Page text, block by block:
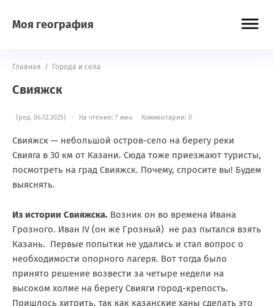
Моя география
Главная / Города и села
Свияжск
(ред. 06.12.2025) · На чтение: 7 мин Комментарии: 0
Свияжск — небольшой остров-село на берегу реки
Свияга в 30 км от Казани. Сюда тоже приезжают туристы,
посмотреть на град Свияжск. Почему, спросите вы! Будем
выяснять.
Из истории Свияжска. Возник он во времена Ивана
Грозного. Иван IV (он же Грозный) не раз пытался взять
Казань. Первые попытки не удались и стал вопрос о
необходимости опорного лагеря. Вот тогда было
принято решение возвести за четыре недели на
высоком холме на берегу Свияги город-крепость.
Пришлось хитрить, так как казанские ханы сделать это